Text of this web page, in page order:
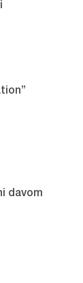
davom